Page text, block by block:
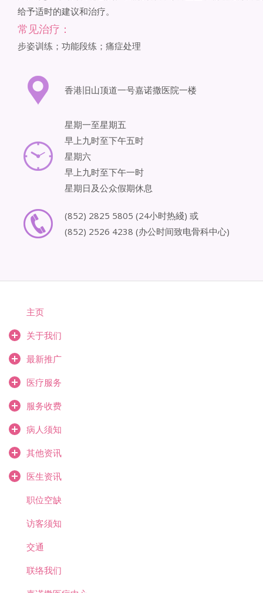
给予适时的建议和治疗。
常见治疗：
步姿训练；功能段练；痛症处理
香港旧山顶道一号嘉诺撒医院一楼
星期一至星期五
早上九时至下午五时
星期六
早上九时至下午一时
星期日及公众假期休息
(852) 2825 5805 (24小时热綫) 或
(852) 2526 4238 (办公时间致电骨科中心)
主页
关于我们
最新推广
医疗服务
服务收费
病人须知
其他资讯
医生资讯
职位空缺
访客须知
交通
联络我们